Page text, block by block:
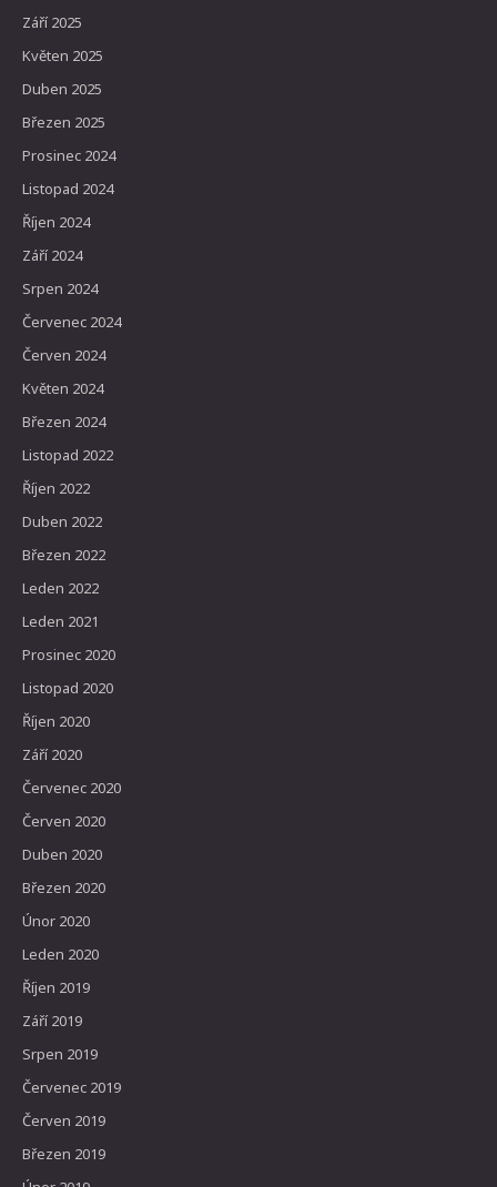
Září 2025
Květen 2025
Duben 2025
Březen 2025
Prosinec 2024
Listopad 2024
Říjen 2024
Září 2024
Srpen 2024
Červenec 2024
Červen 2024
Květen 2024
Březen 2024
Listopad 2022
Říjen 2022
Duben 2022
Březen 2022
Leden 2022
Leden 2021
Prosinec 2020
Listopad 2020
Říjen 2020
Září 2020
Červenec 2020
Červen 2020
Duben 2020
Březen 2020
Únor 2020
Leden 2020
Říjen 2019
Září 2019
Srpen 2019
Červenec 2019
Červen 2019
Březen 2019